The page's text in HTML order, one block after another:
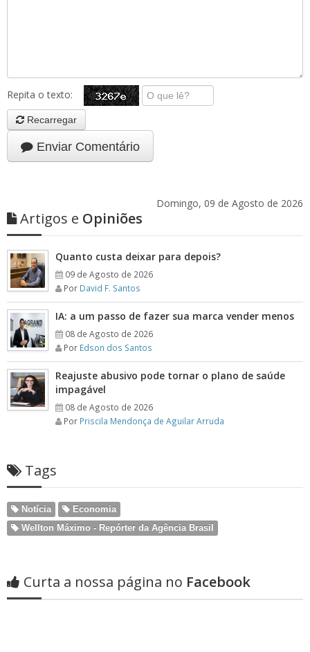
Repita o texto:
Recarregar
Enviar Comentário
Domingo, 09 de Agosto de 2026
Artigos e Opiniões
Quanto custa deixar para depois?
09 de Agosto de 2026
Por David F. Santos
IA: a um passo de fazer sua marca vender menos
08 de Agosto de 2026
Por Edson dos Santos
Reajuste abusivo pode tornar o plano de saúde
impagável
08 de Agosto de 2026
Por Priscila Mendonça de Aguilar Arruda
Tags
Notícia
Economia
Wellton Máximo - Repórter da Agência Brasil
Curta a nossa página no Facebook